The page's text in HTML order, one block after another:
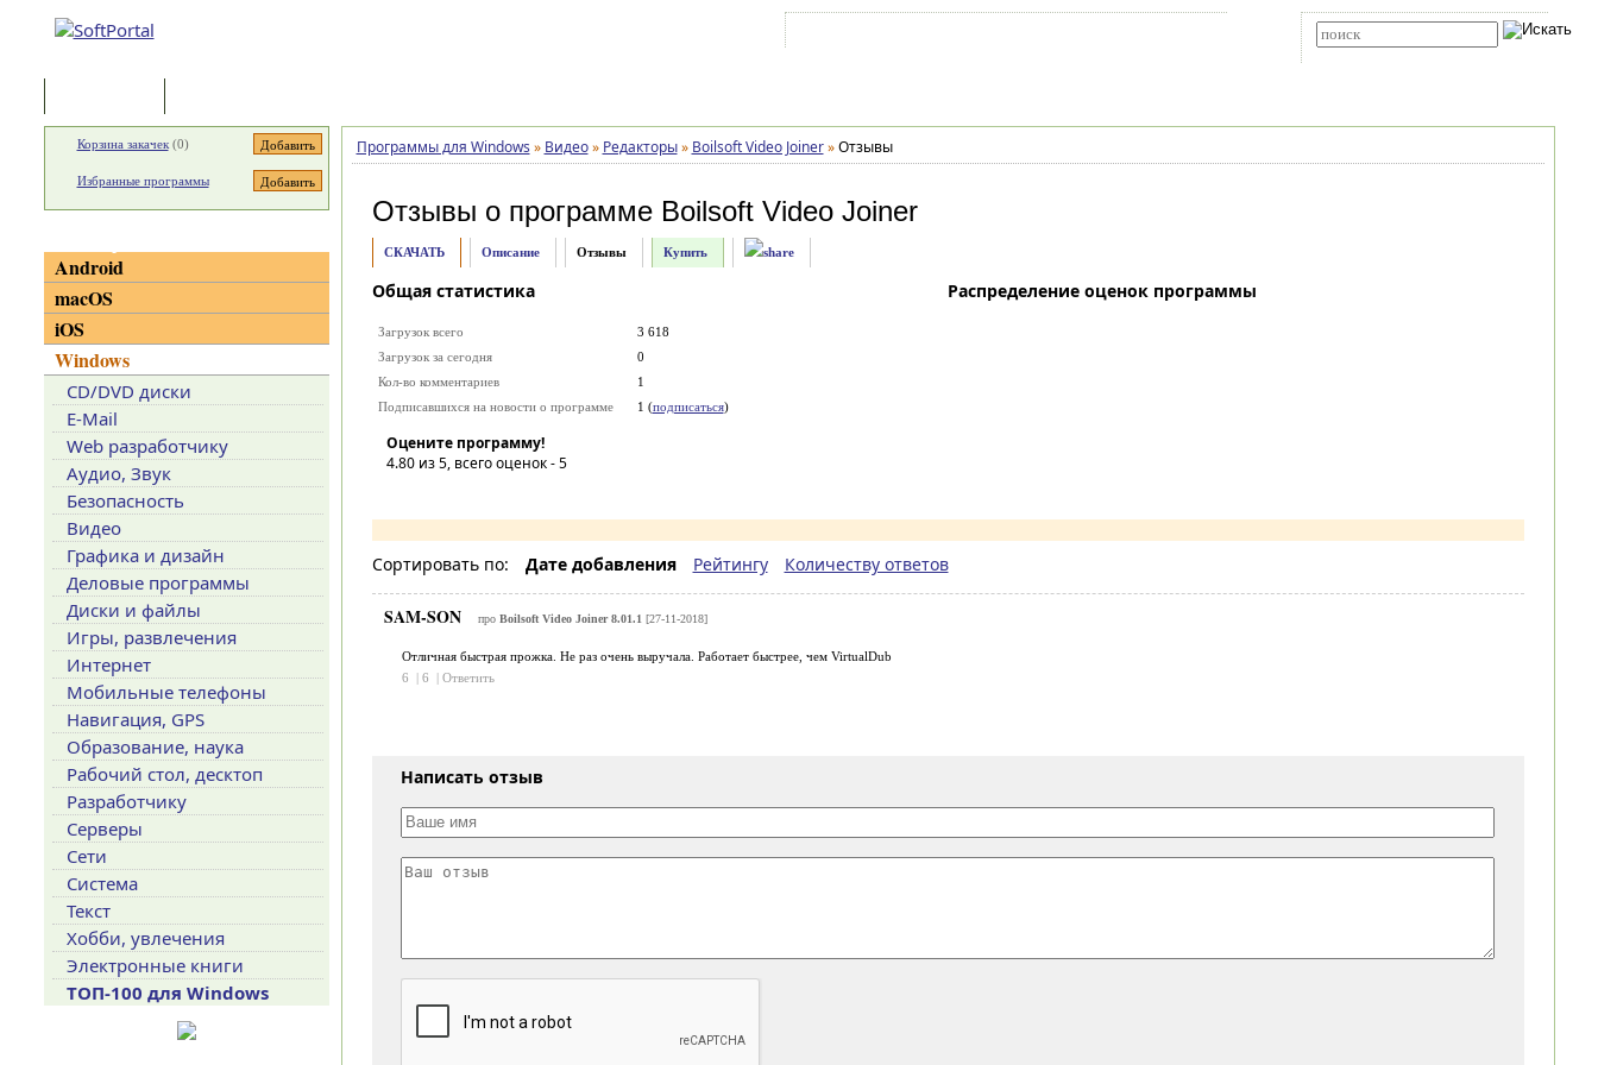
Программы для Windows » Видео » Редакторы » Boilsoft Video Joiner » Отзывы
Отзывы о программе Boilsoft Video Joiner
СКАЧАТЬ Описание Отзывы Купить
Общая статистика
Загрузок всего
3 618
Загрузок за сегодня
0
Кол-во комментариев
1
Подписавшихся на новости о программе
1 (подписаться)
Оцените программу!
4.80из 5, всего оценок -5
Распределение оценок программы
Сортировать по: Дате добавления Рейтингу Количеству ответов
SAM-SON про Boilsoft Video Joiner 8.01.1 [27-11-2018]
Отличная быстрая прожка. Не раз очень выручала. Работает быстрее, чем VirtualDub
6
| 6 | Ответить
Написать отзыв
Корзина закачек(0)
Избранные программы
Android
macOS
iOS
Windows
CD/DVD диски
E-Mail
Web разработчику
Аудио, Звук
Безопасность
Видео
Графика и дизайн
Деловые программы
Диски и файлы
Игры, развлечения
Интернет
Мобильные телефоны
Навигация, GPS
Образование, наука
Рабочий стол, десктоп
Разработчику
Серверы
Сети
Система
Текст
Хобби, увлечения
Электронные книги
ТОП-100 для Windows